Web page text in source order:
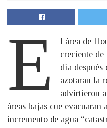
E
l área de
creciente de
día después
azotaran la
advirtieron
áreas bajas que evacuaran
incremento de agua